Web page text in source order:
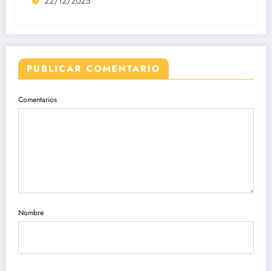
PUBLICAR COMENTARIO
Comentarios
Nombre